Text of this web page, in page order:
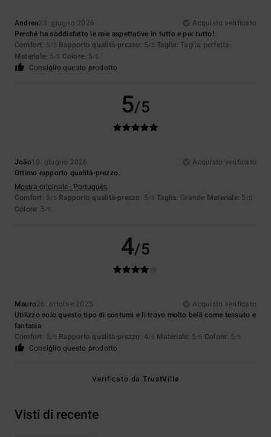
Andrea23. giugno 2026
Acquisto verificato
Perché ha soddisfatto le mie aspettative in tutto e per tutto!
Comfort: 5/5 Rapporto qualità-prezzo: 5/5 Taglia: Taglia perfetta
Materiale: 5/5 Colore: 5/5
Consiglio questo prodotto
5/5
João10. giugno 2026
Acquisto verificato
Ottimo rapporto qualità-prezzo.
Mostra originale - Português
Comfort: 5/5 Rapporto qualità-prezzo: 5/5 Taglia: Grande Materiale: 5 /5
Colore: 5/5
4/5
Mauro26. ottobre 2025
Acquisto verificato
Utilizzo solo questo tipo di costumi e li trovo molto belli come tessuto e
fantasia
Comfort: 5/5 Rapporto qualità-prezzo: 4/5 Materiale: 5/5 Colore: 5/5
Consiglio questo prodotto
Verificato daTrustVille
Visti di recente